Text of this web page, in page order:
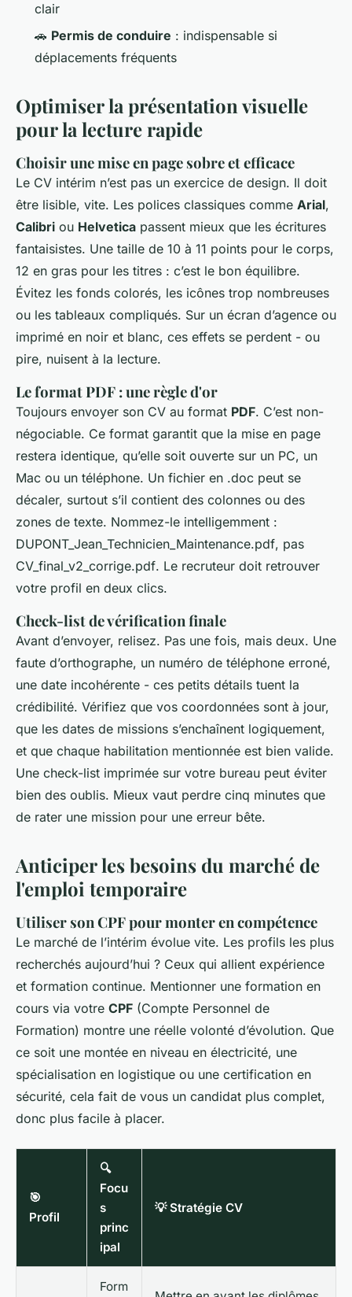
clair
🚗 Permis de conduire : indispensable si
déplacements fréquents
Optimiser la présentation visuelle
pour la lecture rapide
Choisir une mise en page sobre et efficace
Le CV intérim n’est pas un exercice de design. Il doit
être lisible, vite. Les polices classiques comme Arial,
Calibri ou Helvetica passent mieux que les écritures
fantaisistes. Une taille de 10 à 11 points pour le corps,
12 en gras pour les titres : c’est le bon équilibre.
Évitez les fonds colorés, les icônes trop nombreuses
ou les tableaux compliqués. Sur un écran d’agence ou
imprimé en noir et blanc, ces effets se perdent - ou
pire, nuisent à la lecture.
Le format PDF : une règle d'or
Toujours envoyer son CV au format PDF. C’est non-
négociable. Ce format garantit que la mise en page
restera identique, qu’elle soit ouverte sur un PC, un
Mac ou un téléphone. Un fichier en .doc peut se
décaler, surtout s’il contient des colonnes ou des
zones de texte. Nommez-le intelligemment :
DUPONT_Jean_Technicien_Maintenance.pdf, pas
CV_final_v2_corrige.pdf. Le recruteur doit retrouver
votre profil en deux clics.
Check-list de vérification finale
Avant d’envoyer, relisez. Pas une fois, mais deux. Une
faute d’orthographe, un numéro de téléphone erroné,
une date incohérente - ces petits détails tuent la
crédibilité. Vérifiez que vos coordonnées sont à jour,
que les dates de missions s’enchaînent logiquement,
et que chaque habilitation mentionnée est bien valide.
Une check-list imprimée sur votre bureau peut éviter
bien des oublis. Mieux vaut perdre cinq minutes que
de rater une mission pour une erreur bête.
Anticiper les besoins du marché de
l'emploi temporaire
Utiliser son CPF pour monter en compétence
Le marché de l’intérim évolue vite. Les profils les plus
recherchés aujourd’hui ? Ceux qui allient expérience
et formation continue. Mentionner une formation en
cours via votre CPF (Compte Personnel de
Formation) montre une réelle volonté d’évolution. Que
ce soit une montée en niveau en électricité, une
spécialisation en logistique ou une certification en
sécurité, cela fait de vous un candidat plus complet,
donc plus facile à placer.
🎯
Profil
🔍
Focu
s
princ
ipal
💡 Stratégie CV
Form